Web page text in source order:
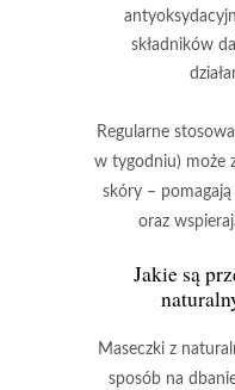
składników
Regularne
w tygodniu) może
skóry –
oraz
Jakie są
Maseczki z
sposób na